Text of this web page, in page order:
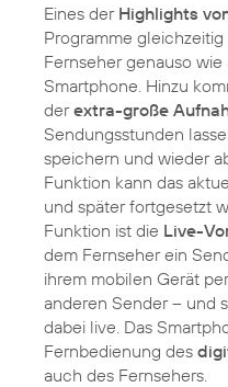
Eines der Highlights
Programme
Fernseher genauso
Smartphone. Hinzu
derextra-große
Sendungsstunden
speichern und wieder
Funktion kann das
und später fortgesetzt
Funktion ist die Live-
dem Fernseher ein
ihrem mobilen Gerät
anderen Sender – und
dabei live. Das
Fernbedienung des
auch des Fernsehers.